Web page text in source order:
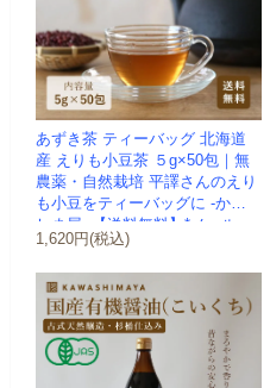
あずき茶 ティーバッグ 北海道
産 えりも小豆茶 ５g×50包｜無
農薬・自然栽培 平譯さんのえり
も小豆をティーバッグに -かわ
しま屋- 【送料無料】*メール...
1,620円(税込)